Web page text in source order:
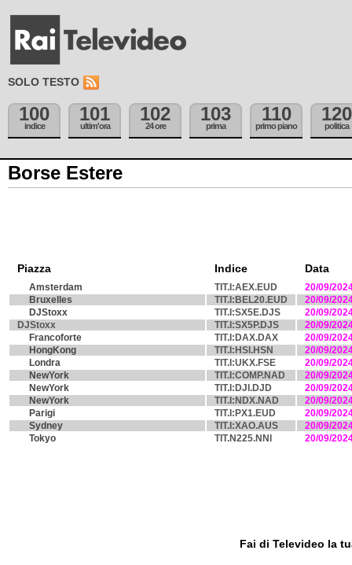
SOLO TESTO
100
indice
101
ultim'ora
102
24 ore
103
prima
110
primo piano
120
politica
Borse Estere
Piazza Indice Data
Amsterdam TIT.I:AEX.EUD
20/09/
Bruxelles
TIT.I:BEL20.EUD
20/09/
DJStoxx
TIT.I:SX5E.DJS
20/09/
DJStoxx
TIT.I:SX5P.DJS
20/09/
Francoforte
TIT.I:DAX.DAX
20/09/
HongKong
TIT.I:HSI.HSN
20/09/
Londra
TIT.I:UKX.FSE
20/09/
NewYork
TIT.I:COMP.NAD
20/09/
NewYork
TIT.I:DJI.DJD
20/09/
NewYork
TIT.I:NDX.NAD
20/09/
Parigi
TIT.I:PX1.EUD
20/09/
Sydney
TIT.I:XAO.AUS
20/09/
Tokyo
TIT.N225.NNI 20/09/
Fai di Televideo la